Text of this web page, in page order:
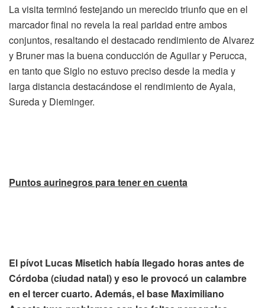
La visita terminó festejando un merecido triunfo que en el
marcador final no revela la real paridad entre ambos
conjuntos, resaltando el destacado rendimiento de Alvarez
y Bruner mas la buena conducción de Aguilar y Perucca,
en tanto que Siglo no estuvo preciso desde la media y
larga distancia destacándose el rendimiento de Ayala,
Sureda y Dieminger.
Puntos aurinegros para tener en cuenta
El pívot Lucas Misetich había llegado horas antes de
Córdoba (ciudad natal) y eso le provocó un calambre
en el tercer cuarto. Además, el base Maximiliano